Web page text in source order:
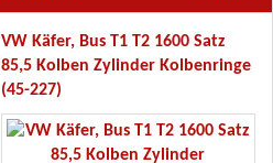
VW Käfer, Bus T1 T2 1600 Satz
85,5 Kolben Zylinder Kolbenringe
(45-227)